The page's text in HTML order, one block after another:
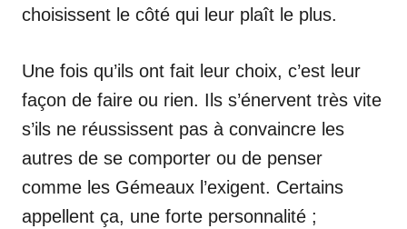
choisissent le côté qui leur plaît le plus.
Une fois qu’ils ont fait leur choix, c’est leur
façon de faire ou rien. Ils s’énervent très vite
s’ils ne réussissent pas à convaincre les
autres de se comporter ou de penser
comme les Gémeaux l’exigent. Certains
appellent ça, une forte personnalité ;